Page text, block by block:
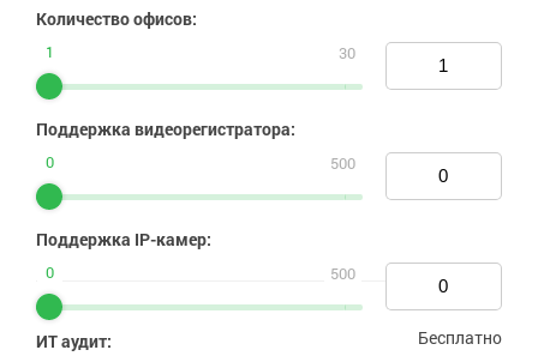
Количество офисов:
11 30
Поддержка видеорегистратора:
00 500
Поддержка IP-камер:
00 500
ИТ аудит:
Бесплатно